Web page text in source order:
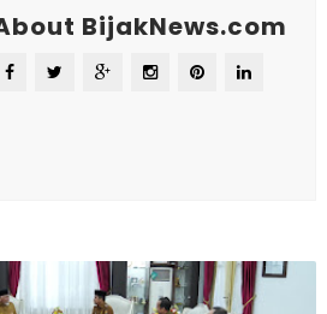
BijakNews.com